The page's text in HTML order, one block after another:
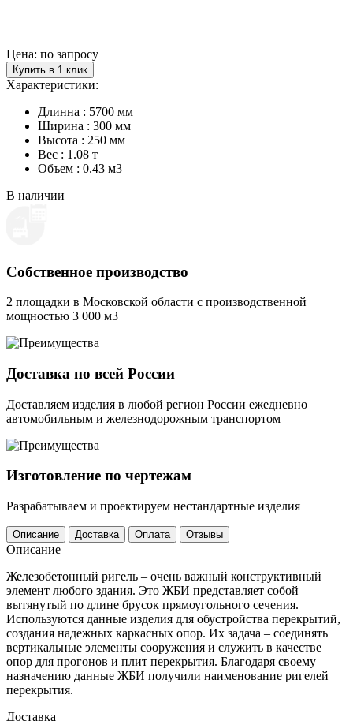
Цена: по запросу
Купить в 1 клик
Характеристики:
Длинна : 5700 мм
Ширина : 300 мм
Высота : 250 мм
Вес : 1.08 т
Объем : 0.43 м3
В наличии
Собственное производство
2 площадки в Московской области с производственной
мощностью 3 000 м3
Доставка по всей России
Доставляем изделия в любой регион России ежедневно
автомобильным и железнодорожным транспортом
Изготовление по чертежам
Разрабатываем и проектируем нестандартные изделия
Описание Доставка Оплата Отзывы
Описание
Железобетонный ригель – очень важный конструктивный
элемент любого здания. Это ЖБИ представляет собой
вытянутый по длине брусок прямоугольного сечения.
Используются данные изделия для обустройства перекрытий,
создания надежных каркасных опор. Их задача – соединять
вертикальные элементы сооружения и служить в качестве
опор для прогонов и плит перекрытия. Благодаря своему
назначению данные ЖБИ получили наименование ригелей
перекрытия.
Доставка